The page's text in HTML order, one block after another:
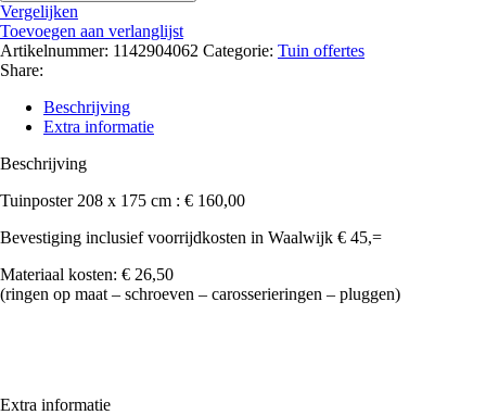
Vergelijken
Toevoegen aan verlanglijst
Artikelnummer: 1142904062 Categorie: Tuin offertes
Share:
Beschrijving
Extra informatie
Beschrijving
Tuinposter 208 x 175 cm : € 160,00
Bevestiging inclusief voorrijdkosten in Waalwijk € 45,=
Materiaal kosten: € 26,50
(ringen op maat – schroeven – carosserieringen – pluggen)
Extra informatie